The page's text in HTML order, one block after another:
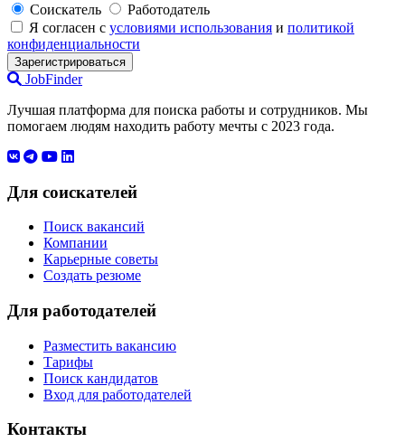
Соискатель
Работодатель
Я согласен с условиями использования и политикой
конфиденциальности
Зарегистрироваться
JobFinder
Лучшая платформа для поиска работы и сотрудников. Мы
помогаем людям находить работу мечты с 2023 года.
Для соискателей
Поиск вакансий
Компании
Карьерные советы
Создать резюме
Для работодателей
Разместить вакансию
Тарифы
Поиск кандидатов
Вход для работодателей
Контакты